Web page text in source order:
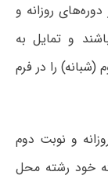
روزانه و
و تمایل به
را در فرم
و نوبت دوم
خود رشته محل